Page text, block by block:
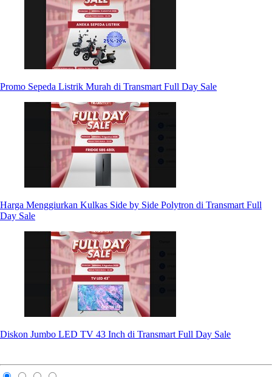
Promo Sepeda Listrik Murah di Transmart Full Day Sale
Harga Menggiurkan Kulkas Side by Side Polytron di Transmart Full
Day Sale
Diskon Jumbo LED TV 43 Inch di Transmart Full Day Sale